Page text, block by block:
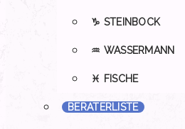
♑ STEINBOCK
♒ WASSERMANN
♓ FISCHE
BERATERLISTE